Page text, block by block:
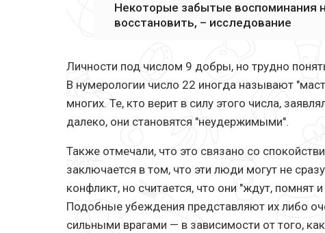
Некоторые забытые воспоминания
восстановить, – исследование
Личности под числом 9 добры, но трудно
В нумерологии число 22 иногда называют
многих. Те, кто верит в силу этого числа,
далеко, они становятся "неудержимыми".
Также отмечали, что это связано со
заключается в том, что эти люди могут не
конфликт, но считается, что они "ждут, помнят
Подобные убеждения представляют их либо
сильными врагами — в зависимости от того,